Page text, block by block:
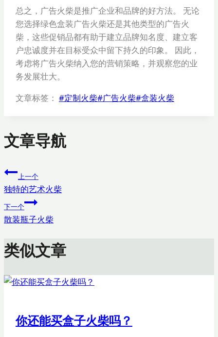
总之，广告火柴是推广企业和品牌的好方法。 无论
您选择绿色盒装广告火柴还是其他类型的广告火
柴，这些促销品都有助于建立品牌知名度、建立客
户忠诚度并在目标受众中留下持久的印象。 因此，
考虑将广告火柴纳入您的营销策略，并观察您的业
务发展壮大。
文章标签： #定制火柴#广告火柴#盒装火柴
文章导航
上一个
独特的艺术火柴
下一个
散装瓶子火柴
类似文章
你还能买盒子火柴吗？